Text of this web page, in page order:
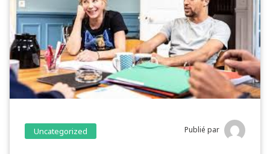
Uncategorized Publié par